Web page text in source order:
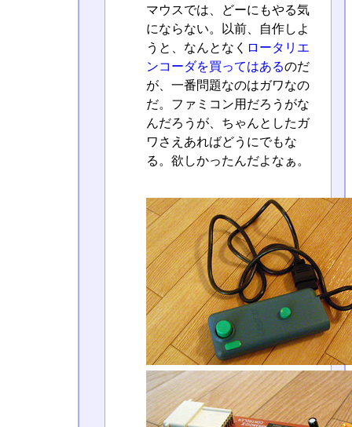
マウスでは、どーにもやる気
にならない。以前、自作しよ
うと、なんとなく ロータリエ
ンコーダを買ってはあるのだ
が、一番問題なのはガワなの
だ。ファミコン用だろうがな
んだろうが、ちゃんとしたガ
ワさえあればどうにでもな
る。欲しかったんだよなぁ。